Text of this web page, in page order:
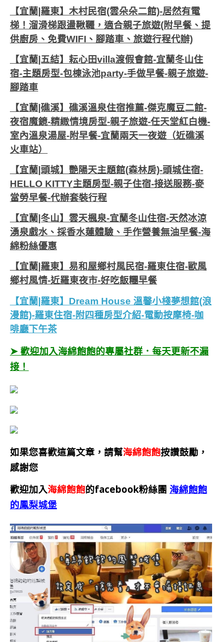
【宜蘭|羅東】木村民宿(雲朵朵二館)-居然有電
梯！溜滑梯跟盪鞦韆，適合親子旅遊(附早餐、提
供廚房、免費WIFI、腳踏車、旅遊行程代辦)
【宜蘭|五結】耘心田villa渡假會館-宜蘭冬山住
宿-主題房型-包棟泳池party-手做早餐-親子旅遊-
腳踏車
【宜蘭|礁溪】礁溪溫泉住宿推薦-傑克魔豆二館-
夜宿魔鏡-精緻情境房型-親子旅遊-任天堂紅白機-
室內溫泉湯屋-附早餐-宜蘭兩天一夜遊（近礁溪
火車站）
【宜蘭|頭城】艷陽天主題館(森林房)-頭城住宿-
HELLO KITTY主題房型-親子住宿-接送服務-麥
當勞早餐-代辦套裝行程
【宜蘭|冬山】雲天楓泉-宜蘭冬山住宿-天然冰涼
湧泉戲水、採香水蓮體驗、手作營養無油早餐-海
綿粉絲優惠
【宜蘭|羅東】易和屋鄉村風民宿-羅東住宿-歐風
鄉村風情-近羅東夜市-好吃飯糰早餐
【宜蘭|羅東】Dream House 溫馨小棧夢想館(浪
漫館)-羅東住宿-附四種房型介紹-電動按摩椅-咖
啡廳下午茶
➤ 歡迎加入海綿飽飽的專屬社群．每天更新不漏
接！
如果您喜歡這篇文章，請幫海綿飽飽按讚鼓勵，
感謝您
歡迎加入海綿飽飽的facebook粉絲團 海綿飽飽
的鳳梨城堡